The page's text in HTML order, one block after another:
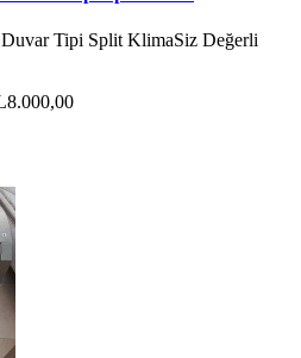
Tipi Split KlimaSiz Değerli